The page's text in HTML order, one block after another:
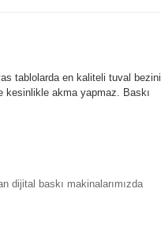
tablolarda en kaliteli tuval bezini
kesinlikle akma yapmaz. Baskı
dijital baskı makinalarımızda